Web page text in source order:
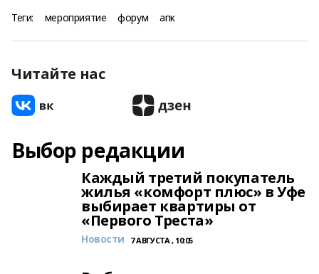
Теги: мероприятие форум апк
Читайте нас
Выбор редакции
Каждый третий покупатель
жилья «комфорт плюс» в Уфе
выбирает квартиры от
«Первого Треста»
Новости 7 АВГУСТА , 10:05